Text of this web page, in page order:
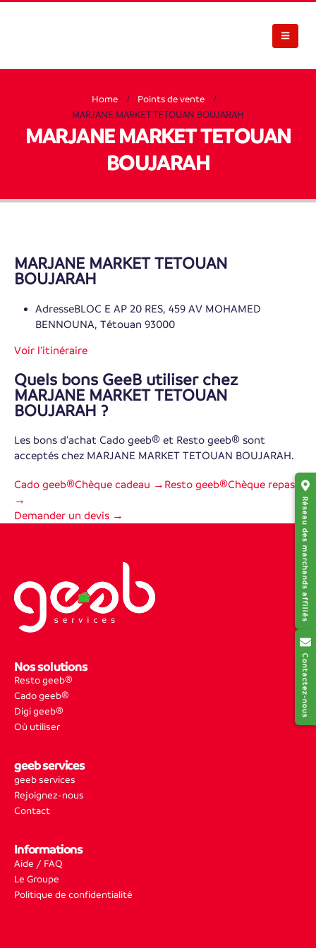
Réseau des marchands affiliés
Contactez-nous
Home
Points de vente
MARJANE MARKET TETOUAN BOUJARAH
MARJANE MARKET TETOUAN
BOUJARAH
MARJANE MARKET TETOUAN
BOUJARAH
AdresseBLOC E AP 20 RES, 459 AV MOHAMED
BENNOUNA, Tétouan 93000
Voir l'itinéraire
Quels bons GeeB utiliser chez
MARJANE MARKET TETOUAN
BOUJARAH ?
Les bons d'achat Cado geeb® et Resto geeb® sont
acceptés chez MARJANE MARKET TETOUAN BOUJARAH.
Cado geeb®Chèque cadeau → Resto geeb®Chèque repas
→
Demander un devis →
Nos solutions
Resto geeb®
Cado geeb®
Digi geeb®
Où utiliser
geeb services
geeb services
Rejoignez-nous
Contact
Informations
Aide / FAQ
Le Groupe
Politique de confidentialité